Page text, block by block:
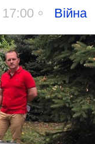
Війна